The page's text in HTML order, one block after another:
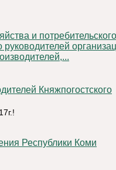
Республики Коми